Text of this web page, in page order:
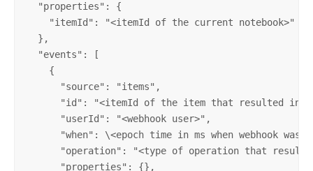
  "properties": {
    "itemId": "<itemId of the current notebook>"
  },
  "events": [
    {
      "source": "items",
"id": "<itemId of the item that resulted in
      "userId": "<webhook user>",
"when": \<epoch time in ms when webhook was
"operation": "<type of operation that
      "properties": {},